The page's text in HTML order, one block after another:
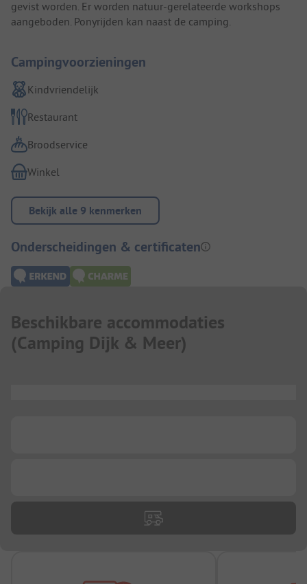
gevist worden. Er worden natuur-gerelateerde workshops
aangeboden. Ponyrijden kan naast de camping.
Campingvoorzieningen
Kindvriendelijk
Restaurant
Broodservice
Winkel
Bekijk alle 9 kenmerken
Onderscheidingen & certificaten
Beschikbare accommodaties
(Camping Dijk & Meer)